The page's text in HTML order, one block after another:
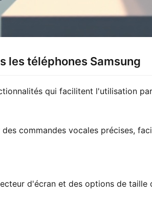
les téléphones Samsung
qui facilitent l'utilisation
commandes vocales précises,
d'écran et des options de